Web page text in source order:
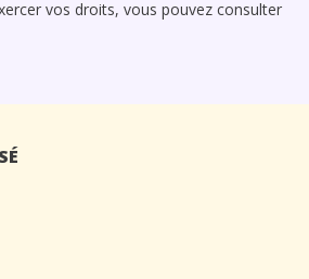
vos droits, vous pouvez consulter